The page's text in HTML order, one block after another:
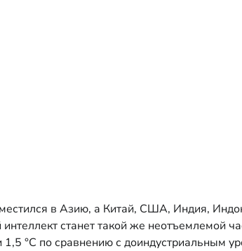
в Азию, а Китай, США, Индия,
станет такой же неотъемлемой
°C по сравнению с доиндустриальным